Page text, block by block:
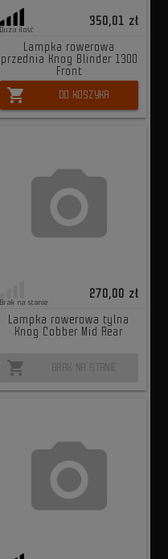
Duża ilość
350,01 zł
Lampka rowerowa
przednia Knog Blinder 1300
Front
shopping_cart DO KOSZYKA
Brak na stanie
270,00 zł
Lampka rowerowa tylna
Knog Cobber Mid Rear
shopping_cart BRAK NA STANIE